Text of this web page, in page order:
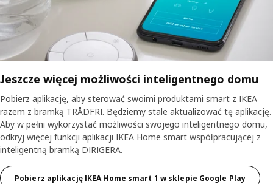
Jeszcze więcej możliwości inteligentnego domu
Pobierz aplikację, aby sterować swoimi produktami smart z IKEA
razem z bramką TRÅDFRI. Będziemy stale aktualizować tę aplikację.
Aby w pełni wykorzystać możliwości swojego inteligentnego domu,
odkryj więcej funkcji aplikacji IKEA Home smart współpracującej z
inteligentną bramką DIRIGERA.
Pobierz aplikację IKEA Home smart 1 w sklepie Google Play